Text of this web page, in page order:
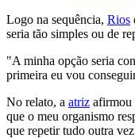
Logo na sequência, Rios
seria tão simples ou de
"A minha opção seria
primeira eu vou
No relato, a atriz afirmou
que o meu organismo
que repetir tudo outra